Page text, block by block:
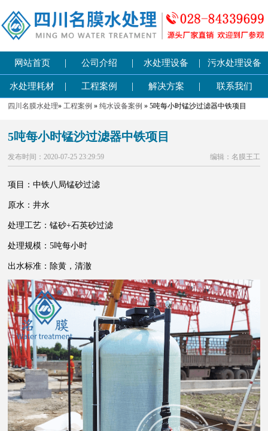
网站首页 | 公司介绍 | 水处理设备 | 污水处理设备
水处理耗材 | 工程案例 | 解决方案 | 联系我们
四川名膜水处理»工程案例 »纯水设备案例 » 5吨每小时锰沙过滤器中铁项目
5吨每小时锰沙过滤器中铁项目
发布时间：2020-07-25 23:29:59 编辑：名膜王工
项目：中铁八局锰砂过滤
原水：井水
处理工艺：锰砂+石英砂过滤
处理规模：5吨每小时
出水标准：除黄，清澈